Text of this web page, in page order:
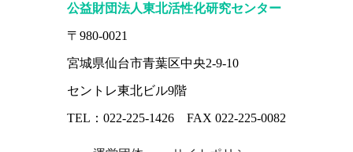
公益財団法人東北活性化研究センター
〒980-0021
宮城県仙台市青葉区中央2-9-10
セントレ東北ビル9階
TEL：022-225-1426 FAX 022-225-0082